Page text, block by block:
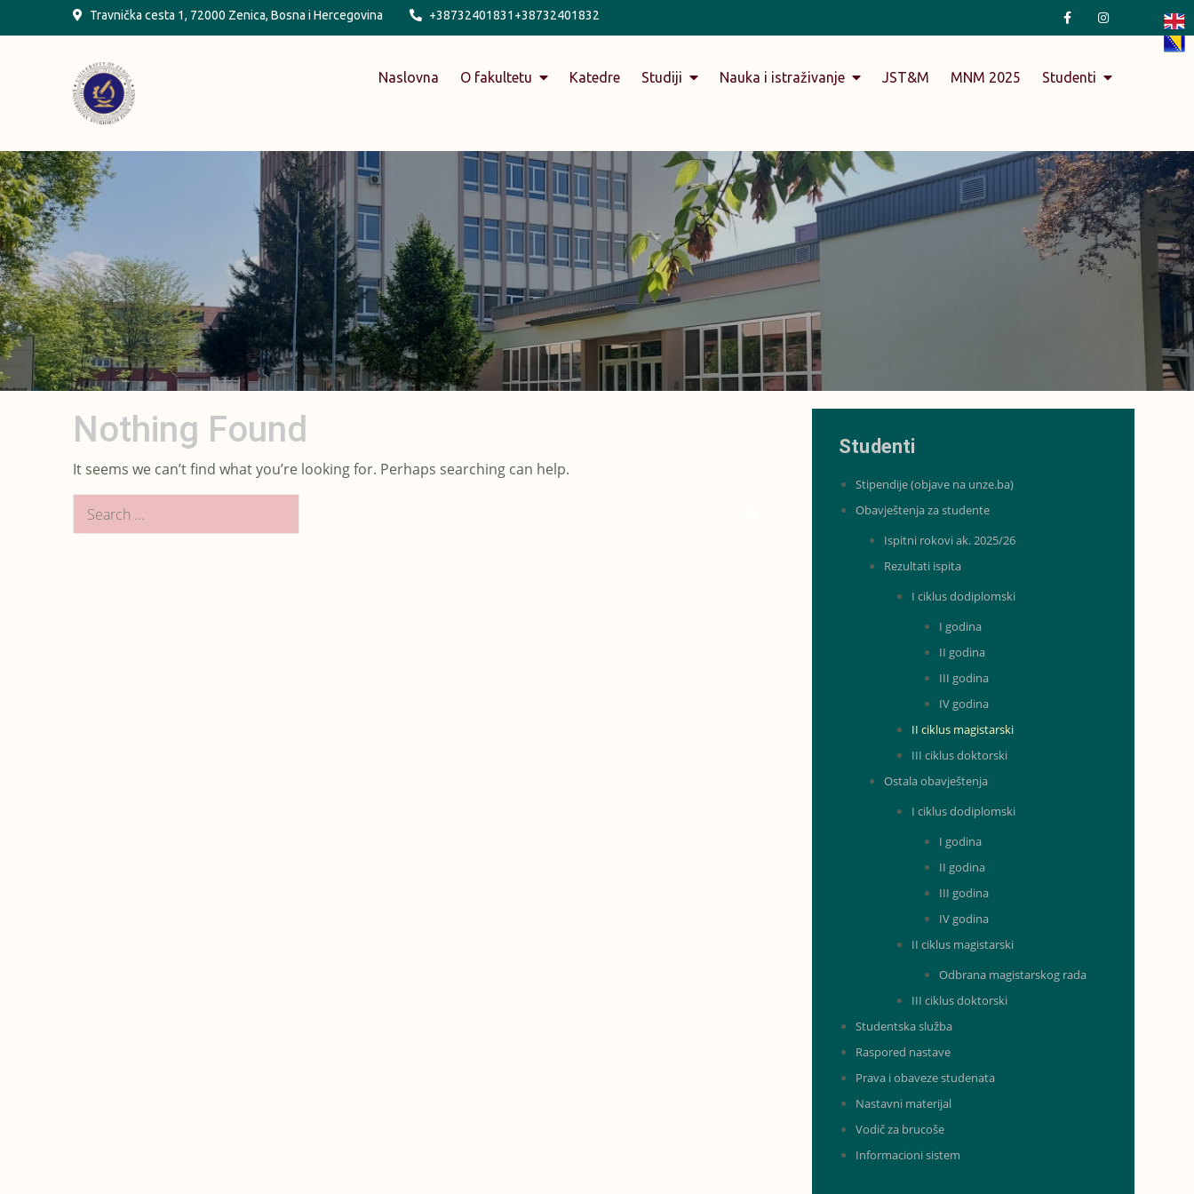
to
Travnička cesta 1, 72000 Zenica, Bosna i Hercegovina +38732401831+38732401832
Naslovna O fakultetu Katedre Studiji Nauka i istraživanje JST&M MNM 2025 Studenti
Nothing Found
It seems we can’t find what you’re looking for. Perhaps searching can help.
for:
Studenti
Stipendije (objave na unze.ba)
Obavještenja za studente
Ispitni rokovi ak. 2025/26
Rezultati ispita
I ciklus dodiplomski
I godina
II godina
III godina
IV godina
II ciklus magistarski
III ciklus doktorski
Ostala obavještenja
I ciklus dodiplomski
I godina
II godina
III godina
IV godina
II ciklus magistarski
Odbrana magistarskog rada
III ciklus doktorski
Studentska služba
Raspored nastave
Prava i obaveze studenata
Nastavni materijal
Vodič za brucoše
Informacioni sistem